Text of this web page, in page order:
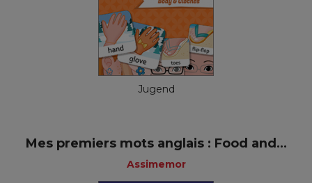
Jugend
Mes premiers mots anglais : Food and...
Assimemor